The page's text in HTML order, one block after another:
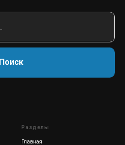
Поиск
Разделы
Главная